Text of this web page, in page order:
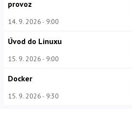
provoz
14. 9. 2026 9:00
Úvod do Linuxu
15. 9. 2026 9:00
Docker
15. 9. 2026 9:30